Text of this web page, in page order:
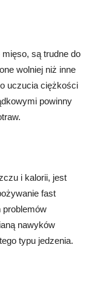
są trudne do
wolniej niż inne
uczucia ciężkości
powinny
i kalorii, jest
fast
problemów
nawyków
typu jedzenia.